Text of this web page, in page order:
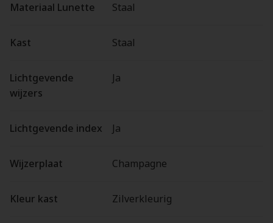
Materiaal Lunette Staal
Kast Staal
Lichtgevende
wijzers
Ja
Lichtgevende index Ja
Wijzerplaat Champagne
Kleur kast Zilverkleurig